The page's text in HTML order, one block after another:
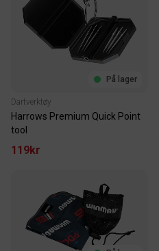
På lager
Dartverktøy
Harrows Premium Quick Point
tool
119kr